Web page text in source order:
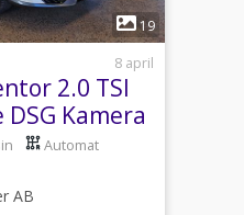
19
8 april
2.0 TSI
Kamera
Automat
AB